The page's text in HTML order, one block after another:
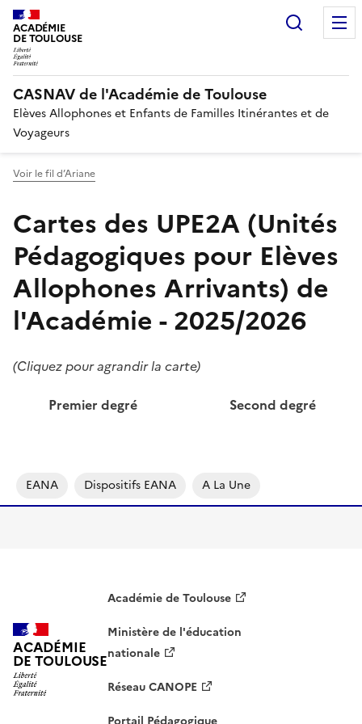
ACADÉMIE
DE TOULOUSE
CASNAV de l'Académie de Toulouse
Elèves Allophones et Enfants de Familles Itinérantes et de
Voyageurs
Voir le fil d’Ariane
Cartes des UPE2A (Unités
Pédagogiques pour Elèves
Allophones Arrivants) de
l'Académie - 2025/2026
(Cliquez pour agrandir la carte)
Premier degré
Second degré
EANA Dispositifs EANA A La Une
ACADÉMIE
DE TOULOUSE
Académie de Toulouse
Ministère de l'éducation
nationale
Réseau CANOPE